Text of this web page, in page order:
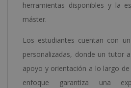
herramientas disponibles y la
máster.
Los estudiantes cuentan con
personalizadas, donde un tutor
apoyo y orientación a lo largo
enfoque garantiza una